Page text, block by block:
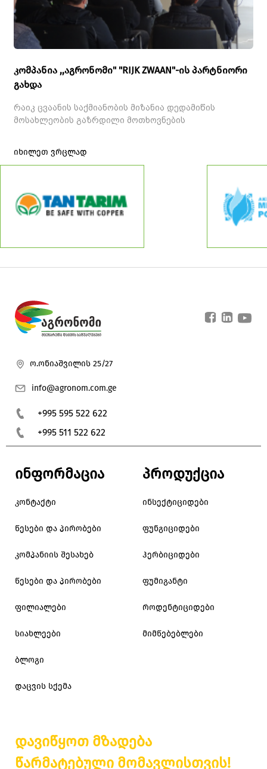
კომპანია ,,აგრონომი" "RIJK ZWAAN"-ის პარტნიორი
გახდა
რაიკ ცვაანის საქმიანობის მიზანია დედამიწის
მოსახლეობის გაზრდილი მოთხოვნების
იხილეთ ვრცლად
ო.ონიაშვილის 25/27
info@agronom.com.ge
+995 595 522 622
+995 511 522 622
ინფორმაცია
კონტაქტი
წესები და პირობები
კომპანიის შესახებ
წესები და პირობები
ფილიალები
სიახლეები
ბლოგი
დაცვის სქემა
პროდუქცია
ინსექტიციდები
ფუნგიციდები
ჰერბიციდები
ფუმიგანტი
როდენტიციდები
მიმწებებლები
დავიწყოთ მზადება
წარმატებული მომავლისთვის!